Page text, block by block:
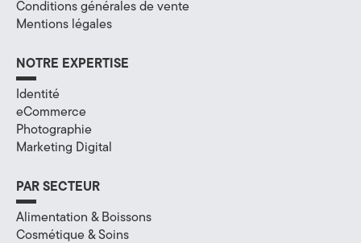
l
A
y
Conditions générales de vente
Mentions légales
NOTRE EXPERTISE
Identité
eCommerce
Photographie
Marketing Digital
PAR SECTEUR
Alimentation & Boissons
Cosmétique & Soins